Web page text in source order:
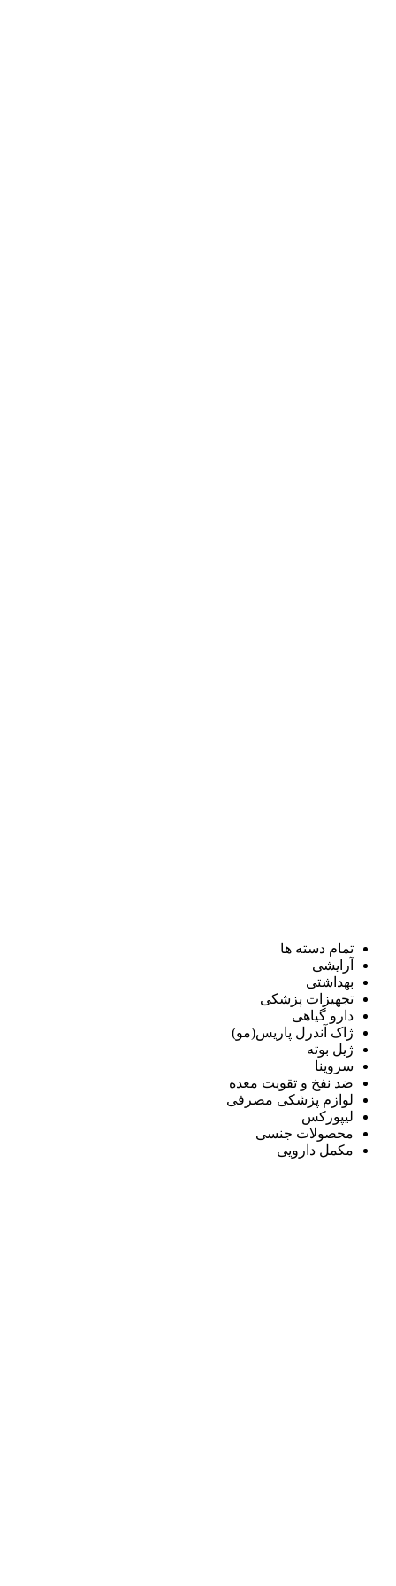
تمام دسته ها
آرایشی
بهداشتی
تجهیزات پزشکی
دارو گیاهی
ژاک آندرل پاریس(مو)
ژیل بوته
سروینا
ضد نفخ و تقویت معده
لوازم پزشکی مصرفی
لیپورکس
محصولات جنسی
مکمل دارویی